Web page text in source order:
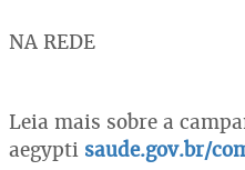
NA REDE
Leia mais sobre a
aegypti saude.gov.br/